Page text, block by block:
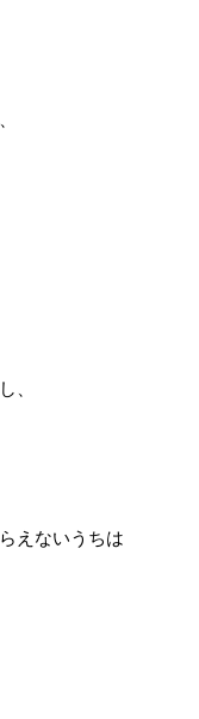
、
えないうちは